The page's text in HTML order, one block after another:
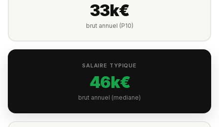
33k€
brut annuel (P10)
SALAIRE TYPIQUE
46k€
brut annuel (mediane)